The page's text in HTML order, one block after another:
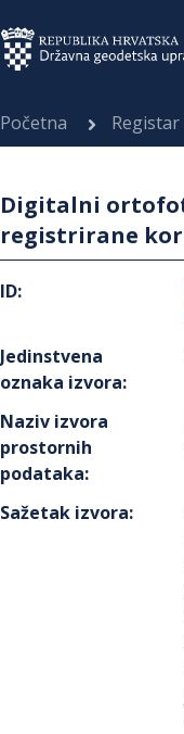
Početna
Digitalni
registrirane
ID:
Jedinstvena
oznaka izvora:
Naziv izvora
prostornih
podataka:
Sažetak izvora: